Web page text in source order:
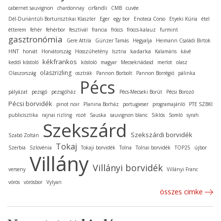
cabernet sauvignon chardonnay cirfandli CMB cuvée
Dél-Dunántúli Borturisztikai Klaszter
Eger egy bor Enoteca Corso Etyeki Kúria
étel
étterem
fehér fehérbor fesztivál francia fröccs fröccs-kalauz furmint
gasztronómia Gere Attila Günzer Tamás Hegyalja
Heimann Családi Birtok
HNT
horvát Horvátország Hosszúhetény Isztria kadarka Kalamáris
kávé
keddi kóstoló kékfrankos kóstoló magyar Mecseknádasd merlot olasz
Olaszország
olaszrizling osztrák Pannon Borbolt Pannon Borrégió pálinka
pályázat pezsgő pezsgőház Pécs Pécs-Mecseki Borút Pécsi Borozó
Pécsi borvidék pinot noir Planina Borház portugieser programajánló
PTE SZBKI
publicisztika
rajnai rizling rozé Sauska sauvignon blanc Siklós Somló syrah
Szabó Zoltán Szekszárd Szekszárdi borvidék
Szerbia Szlovénia Tokaj Tokaji borvidék Tolna Tolnai borvidék TOP25 újbor
verseny Villány Villányi borvidék Villányi Franc
vörös vörösbor Vylyan
összes cimke